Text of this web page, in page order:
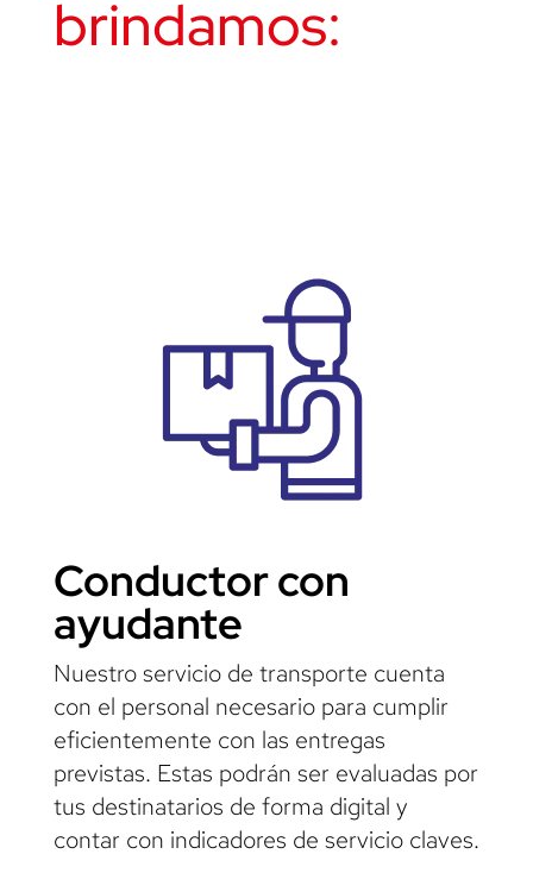
brindamos:
Conductor con
ayudante
Nuestro servicio de transporte cuenta
con el personal necesario para cumplir
eficientemente con las entregas
previstas. Estas podrán ser evaluadas por
tus destinatarios de forma digital y
contar con indicadores de servicio claves.